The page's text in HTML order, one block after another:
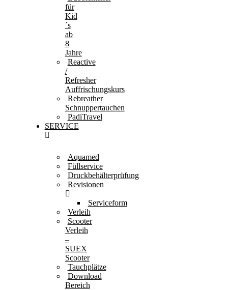
für
Kid
´s
ab
8
Jahre
Reactive
/
Refresher
Auffrischungskurs
Rebreather
Schnuppertauchen
PadiTravel
SERVICE
Aquamed
Füllservice
Druckbehälterprüfung
Revisionen
Serviceform
Verleih
Scooter
Verleih
–
SUEX
Scooter
Tauchplätze
Download
Bereich